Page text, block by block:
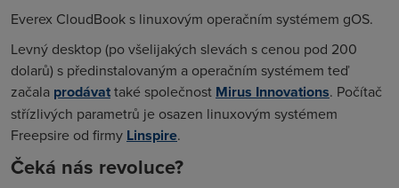
Everex CloudBook s linuxovým operačním systémem gOS.
Levný desktop (po všelijakých slevách s cenou pod 200
dolarů) s předinstalovaným a operačním systémem teď
začala prodávattaké společnost Mirus Innovations. Počítač
střízlivých parametrů je osazen linuxovým systémem
Freepsire od firmy Linspire.
Čeká nás revoluce?